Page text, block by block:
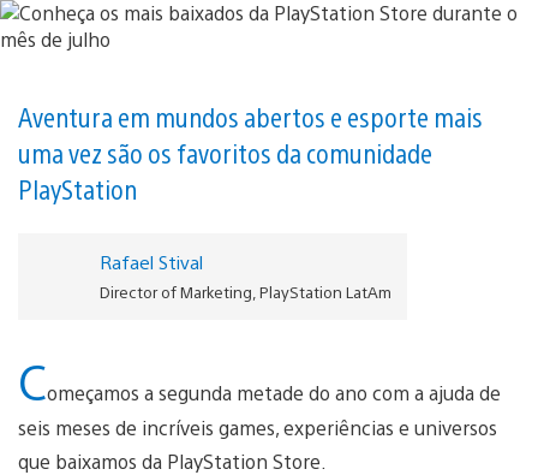
Aventura em mundos abertos e esporte mais
uma vez são os favoritos da comunidade
PlayStation
Rafael Stival
Director of Marketing, PlayStation LatAm
Começamos a segunda metade do ano com a ajuda de
seis meses de incríveis games, experiências e universos
que baixamos da PlayStation Store.